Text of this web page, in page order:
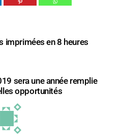
imprimées en 8 heures
sera une année remplie
opportunités